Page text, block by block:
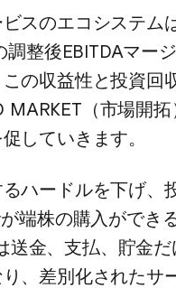
スの​エコシステム
調整後EBITDAマー
の​収益性と​投資回
MARKET​（市場開
していきます。
ハードルを​下げ、​
端株の​購入が​でき
送金、​支払、​貯金
、​差別化された​サ